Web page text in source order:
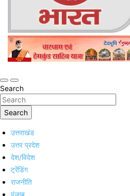
Jan Jan Ka Bharat
Online Trending Hindi News Website
Search
Search
उत्तराखंड
उत्तर प्रदेश
देश/विदेश
ट्रेंडिंग
राजनीति